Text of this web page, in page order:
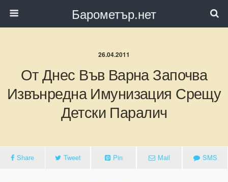
Барометър.нет
26.04.2011
От Днес Във Варна Започва
Извънредна Имунизация Срещу
Детски Паралич
Share Tweet Pin Mail SMS